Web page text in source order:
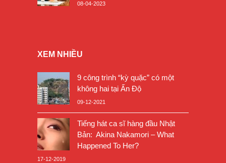
08-04-2023
XEM NHIỀU
9 công trình “kỳ quặc” có một
không hai tại Ấn Độ
09-12-2021
Tiếng hát ca sĩ hàng đầu Nhật
Bản: Akina Nakamori – What
Happened To Her?
17-12-2019